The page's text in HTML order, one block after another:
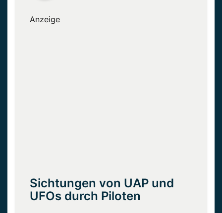
Anzeige
Sichtungen von UAP und
UFOs durch Piloten